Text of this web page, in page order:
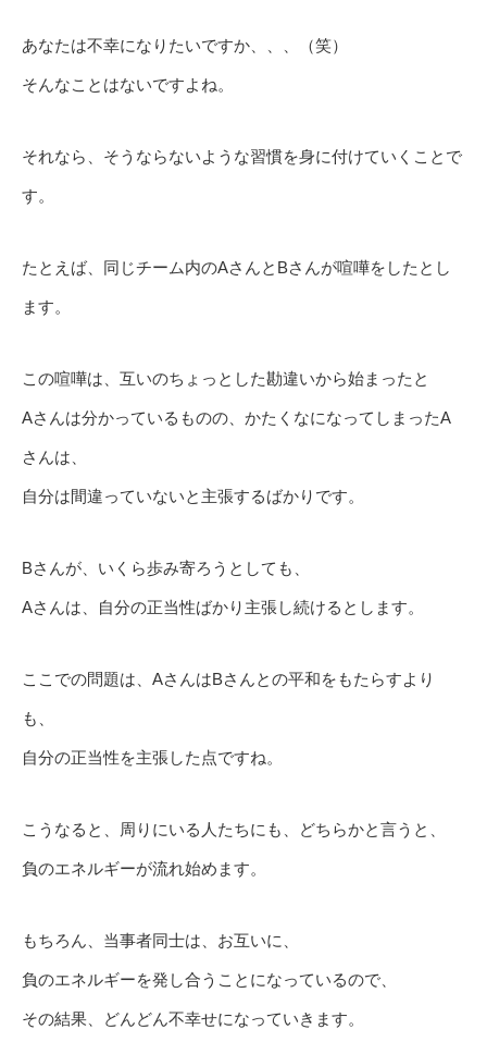
あなたは不幸になりたいですか、、、（笑）
そんなことはないですよね。
それなら、そうならないような習慣を身に付けていくことで
す。
たとえば、同じチーム内のAさんとBさんが喧嘩をしたとし
ます。
この喧嘩は、互いのちょっとした勘違いから始まったと
Aさんは分かっているものの、かたくなになってしまったA
さんは、
自分は間違っていないと主張するばかりです。
Bさんが、いくら歩み寄ろうとしても、
Aさんは、自分の正当性ばかり主張し続けるとします。
ここでの問題は、AさんはBさんとの平和をもたらすより
も、
自分の正当性を主張した点ですね。
こうなると、周りにいる人たちにも、どちらかと言うと、
負のエネルギーが流れ始めます。
もちろん、当事者同士は、お互いに、
負のエネルギーを発し合うことになっているので、
その結果、どんどん不幸せになっていきます。